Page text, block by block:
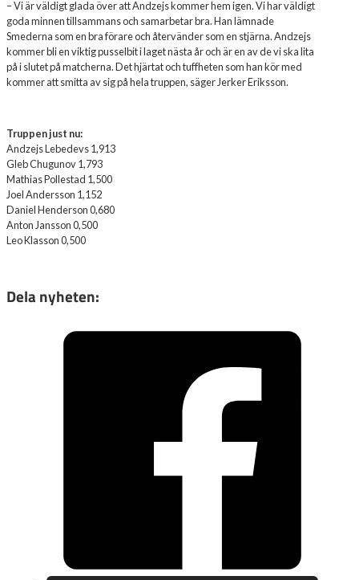
– Vi är väldigt glada över att Andzejs kommer hem igen. Vi har väldigt
goda minnen tillsammans och samarbetar bra. Han lämnade
Smederna som en bra förare och återvänder som en stjärna. Andzejs
kommer bli en viktig pusselbit i laget nästa år och är en av de vi ska lita
på i slutet på matcherna. Det hjärtat och tuffheten som han kör med
kommer att smitta av sig på hela truppen, säger Jerker Eriksson.
Truppen just nu:
Andzejs Lebedevs 1,913
Gleb Chugunov 1,793
Mathias Pollestad 1,500
Joel Andersson 1,152
Daniel Henderson 0,680
Anton Jansson 0,500
Leo Klasson 0,500
Dela nyheten: